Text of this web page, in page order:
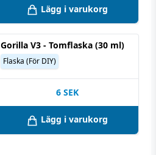
Lägg i varukorg
Gorilla V3 - Tomflaska (30 ml)
Flaska (För DIY)
6 SEK
Lägg i varukorg